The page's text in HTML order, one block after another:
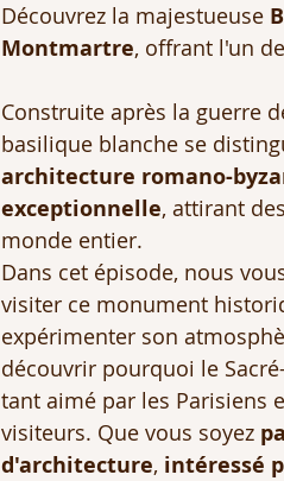
Découvrez la majestueuse
Montmartre, offrant l'un
Construite après la guerre
basilique blanche se
architecture romano-
exceptionnelle, attirant
monde entier.
Dans cet épisode, nous
visiter ce monument
expérimenter son
découvrir pourquoi le
tant aimé par les Parisiens
visiteurs. Que vous soyez
d'architecture, intéressé